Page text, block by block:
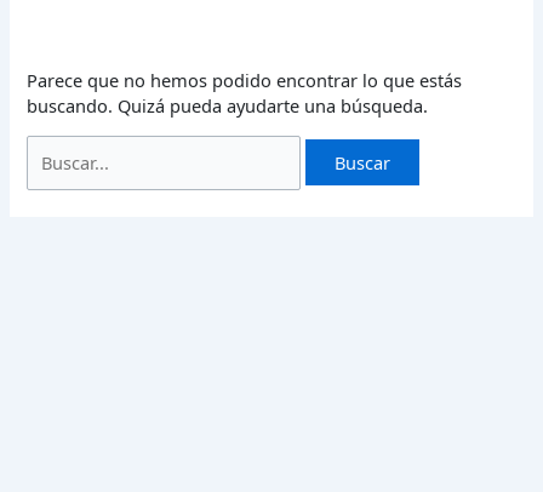
Parece que no hemos podido encontrar lo que estás
buscando. Quizá pueda ayudarte una búsqueda.